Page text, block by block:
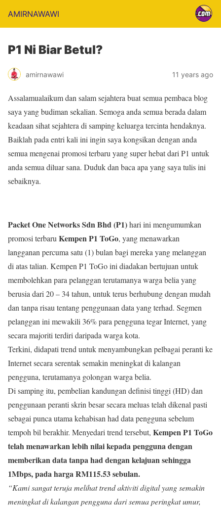
AMIRNAWAWI
P1 Ni Biar Betul?
amirnawawi 11 years ago
Assalamualaikum dan salam sejahtera buat semua pembaca blog
saya yang budiman sekalian. Semoga anda semua berada dalam
keadaan sihat sejahtera di samping keluarga tercinta hendaknya.
Baiklah pada entri kali ini ingin saya kongsikan dengan anda
semua mengenai promosi terbaru yang super hebat dari P1 untuk
anda semua diluar sana. Duduk dan baca apa yang saya tulis ini
sebaiknya.
Packet One Networks Sdn Bhd (P1)hari ini mengumumkan
promosi terbaru Kempen P1 ToGo, yang menawarkan
langganan percuma satu (1) bulan bagi mereka yang melanggan
di atas talian. Kempen P1 ToGo ini diadakan bertujuan untuk
membolehkan para pelanggan terutamanya warga belia yang
berusia dari 20 – 34 tahun, untuk terus berhubung dengan mudah
dan tanpa risau tentang penggunaan data yang terhad. Segmen
pelanggan ini mewakili 36% para pengguna tegar Internet, yang
secara majoriti terdiri daripada warga kota.
Terkini, didapati trend untuk menyambungkan pelbagai peranti ke
Internet secara serentak semakin meningkat di kalangan
pengguna, terutamanya golongan warga belia.
Di samping itu, pembelian kandungan definisi tinggi (HD) dan
penggunaan peranti skrin besar secara meluas telah dikenal pasti
sebagai punca utama kehabisan had data pengguna sebelum
tempoh bil berakhir. Menyedari trend tersebut, Kempen P1 ToGo
telah menawarkan lebih nilai kepada pengguna dengan
memberikan data tanpa had dengan kelajuan sehingga
1Mbps, pada harga RM115.53 sebulan.
“Kami sangat teruja melihat trend aktiviti digital yang semakin
meningkat di kalangan pengguna dari semua peringkat umur,